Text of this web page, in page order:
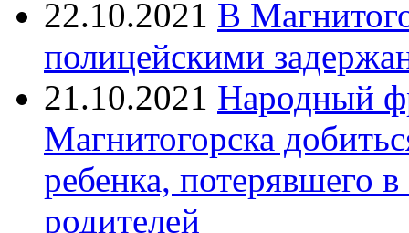
22.10.2021 В
полицейскими
21.10.2021 Народный
Магнитогорска
ребенка, потерявшего
родителей